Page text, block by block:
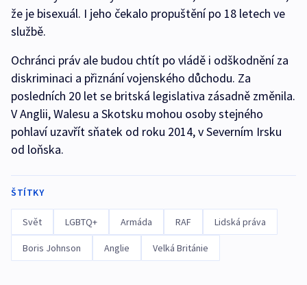
že je bisexuál. I jeho čekalo propuštění po 18 letech ve
službě.
Ochránci práv ale budou chtít po vládě i odškodnění za
diskriminaci a přiznání vojenského důchodu. Za
posledních 20 let se britská legislativa zásadně změnila.
V Anglii, Walesu a Skotsku mohou osoby stejného
pohlaví uzavřít sňatek od roku 2014, v Severním Irsku
od loňska.
ŠTÍTKY
Svět LGBTQ+ Armáda RAF Lidská práva
Boris Johnson Anglie Velká Británie